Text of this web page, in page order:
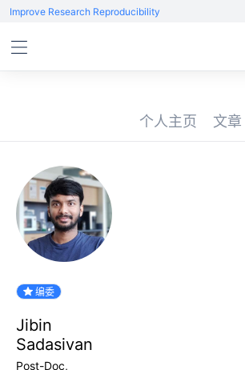
Improve Research Reproducibility
个人主页 文章
编委
Jibin
Sadasivan
Post-Doc,